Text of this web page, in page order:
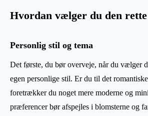
Hvordan vælger du den
Personlig stil og tema
Det første, du bør overveje, når du vælger
egen personlige stil. Er du til det
foretrækker du noget mere moderne og
præferencer bør afspejles i blomsterne og